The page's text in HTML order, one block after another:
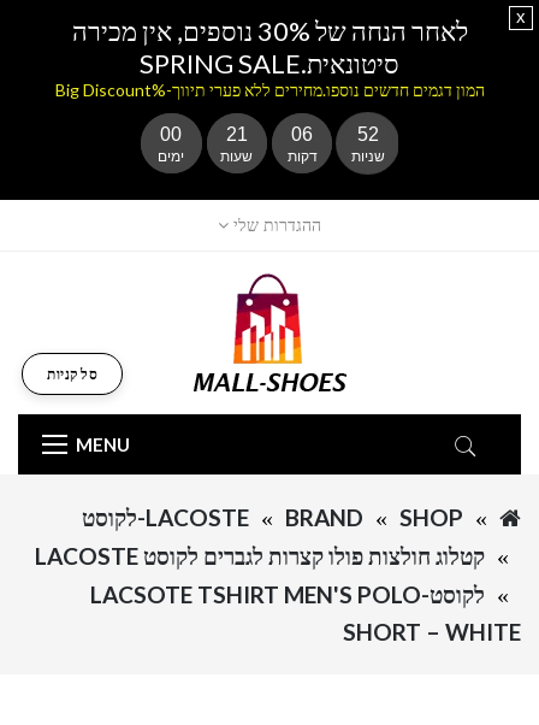
ההגדרות שלי
MENU
סל קניות
SHOP
BRAND
LACOSTE-לקוסט
קטלוג חולצות פולו קצרות לגברים לקוסט LACOSTE
לקוסט-LACSOTE TSHIRT MEN'S POLO
SHORT – WHITE
לאחר הנחה של 30% נוספים, אין מכירה
סיטונאית.SPRING SALE
המון דגמים חדשים נוספו.מחירים ללא פערי תיווך-%Big Discount
00
ימים
21
שעות
06
דקות
52
שניות
x